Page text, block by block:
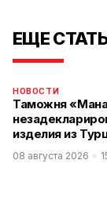
ЕЩЕ
НОВОСТИ
Таможня
изделия из
08 августа 2026